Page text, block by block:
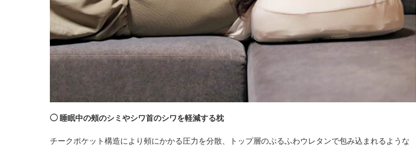
◯ 睡眠中の頰のシミやシワ⾸のシワを軽減する枕
チークポケット構造により頰にかかる圧力を分散、トップ層のぷるふわウレタンで包み込まれるような